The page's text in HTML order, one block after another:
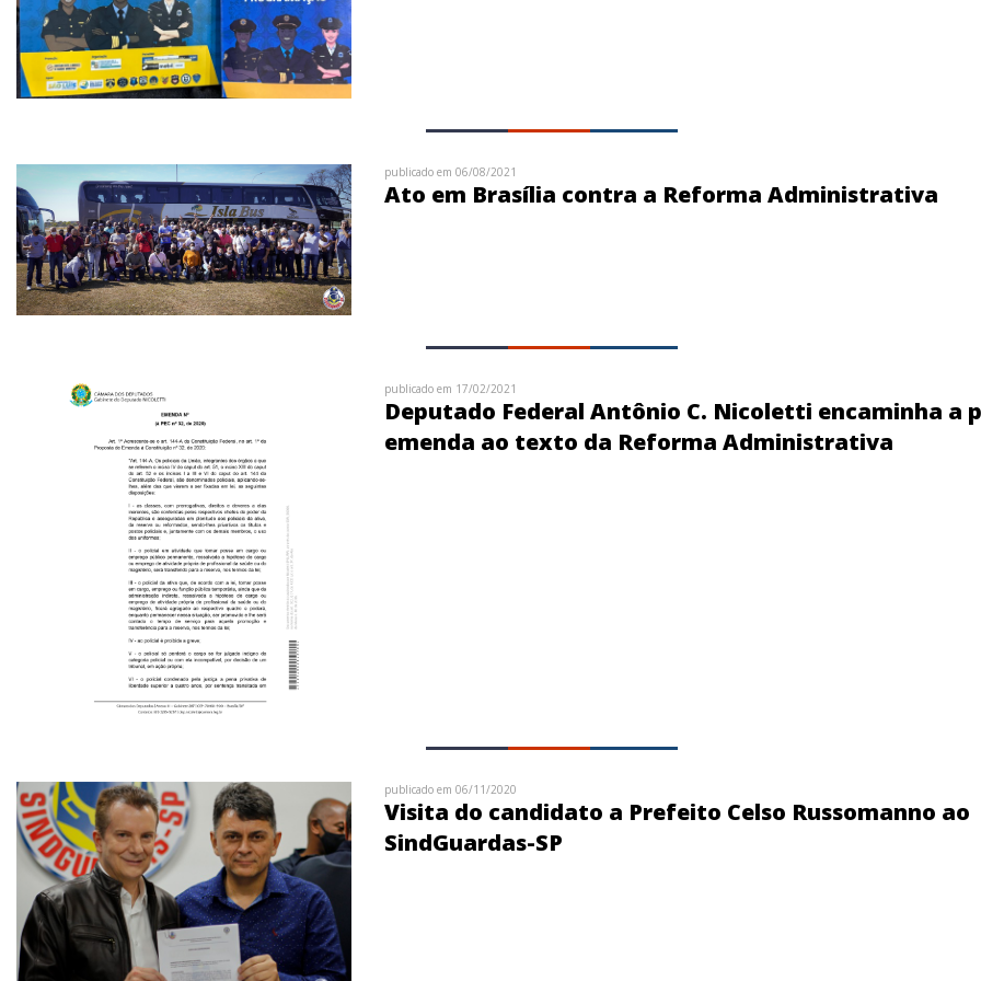
publicado em 06/08/2021
Ato em Brasília contra a Reforma Administrativa
publicado em 17/02/2021
Deputado Federal Antônio C. Nicoletti encaminha a
emenda ao texto da Reforma Administrativa
publicado em 06/11/2020
Visita do candidato a Prefeito Celso Russomanno ao
SindGuardas-SP